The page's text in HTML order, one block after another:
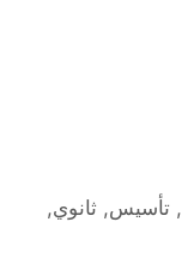
,تأسيس,ثانوي,